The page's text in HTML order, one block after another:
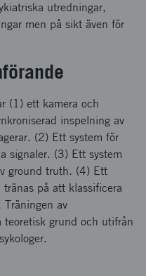
utredningar,
men på sikt även för
(1) ett kamera och
inspelning av
(2) Ett system för
signaler. (3) Ett system
ground truth. (4) Ett
på att klassificera
Träningen av
teoretisk grund och utifrån